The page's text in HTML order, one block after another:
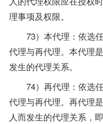
理事项及权限。
73）本代理：依选任
代理与再代理。本代理
发生的代理关系。
74）再代理：依选任
代理与再代理。再代理
人而发生的代理关系，